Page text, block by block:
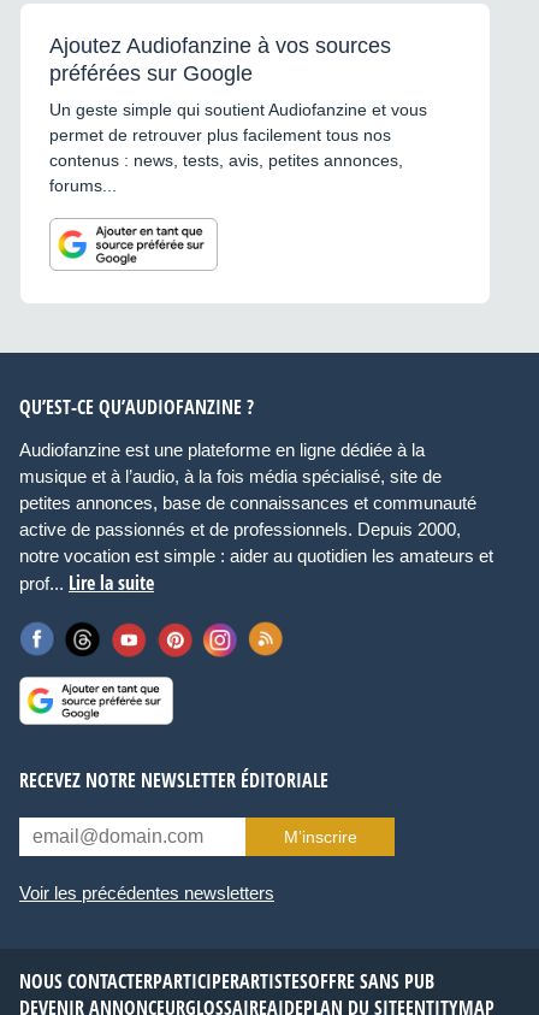
Ajoutez Audiofanzine à vos sources
préférées sur Google
Un geste simple qui soutient Audiofanzine et vous
permet de retrouver plus facilement tous nos
contenus : news, tests, avis, petites annonces,
forums...
QU’EST-CE QU’AUDIOFANZINE ?
Audiofanzine est une plateforme en ligne dédiée à la
musique et à l’audio, à la fois média spécialisé, site de
petites annonces, base de connaissances et communauté
active de passionnés et de professionnels. Depuis 2000,
notre vocation est simple : aider au quotidien les amateurs et
prof... Lire la suite
RECEVEZ NOTRE NEWSLETTER ÉDITORIALE
M’inscrire
Voir les précédentes newsletters
NOUS CONTACTERPARTICIPERARTISTESOFFRE SANS PUB
DEVENIR ANNONCEURGLOSSAIREAIDEPLAN DU SITEENTITYMAP